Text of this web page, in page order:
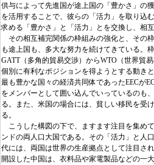
供与によって先進国が途上国の「豊かさ」の
を活用することで、彼らの「活力」を取り込
求める「豊かさ」と「活力」とを交換し、相
その相互補完関係の枠組みの強化と、その
も途上国も、多大な努力を続けてきている。
GATT（多角的貿易交渉）からWTO（世界貿
個別に有利なポジションを得ようとする動き
最も豊かな国々の経済共同体であったEECが
をメンバーとして囲い込んでいっているのも
る。また、米国の場合には、貧しい移民を受
る。
こうした構図の下で、ますます注目を集め
ンドの両人口大国である。その「活力」と人
代には、両国は世界の生産拠点として注目さ
開設した中国は、衣料品や家電製品などの一